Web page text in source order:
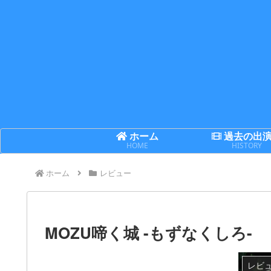
ホーム
HOME
過去の出
HISTORY
ホーム レビュー
MOZU啼く城 -もずなくしろ-
レビ